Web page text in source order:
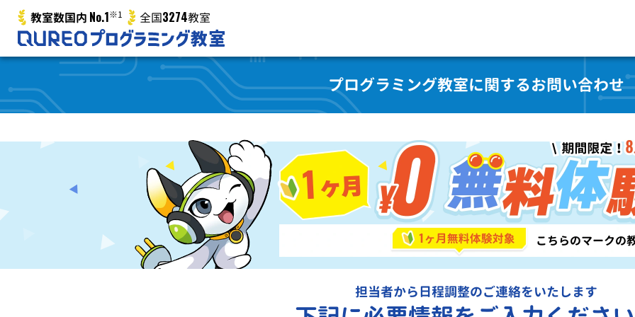
教室数国内 No.1※1 全国3274教室
プログラミング教室に関するお問い合わせ
担当者から日程調整のご連絡をいたします